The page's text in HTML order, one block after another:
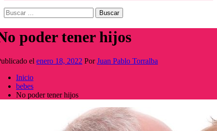
Buscar:
poder tener hijos
el enero 18, 2022 PorJuan Pablo Torralba
Inicio
bebes
No poder tener hijos